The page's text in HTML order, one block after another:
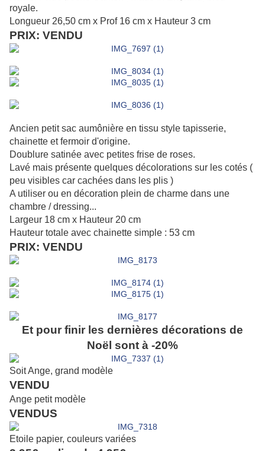
royale.
Longueur 26,50 cm x Prof 16 cm x Hauteur 3 cm
PRIX: VENDU
Ancien petit sac aumônière en tissu style tapisserie,
chainette et fermoir d'origine.
Doublure satinée avec petites frise de roses.
Lavé mais présente quelques décolorations sur les cotés (
peu visibles car cachées dans les plis )
A utiliser ou en décoration plein de charme dans une
chambre / dressing...
Largeur 18 cm x Hauteur 20 cm
Hauteur totale avec chainette simple : 53 cm
PRIX: VENDU
Et pour finir les dernières décorations de
Noël sont à -20%
Soit Ange, grand modèle
VENDU
Ange petit modèle
VENDUS
Etoile papier, couleurs variées